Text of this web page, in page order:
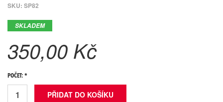
SKU: SP82
SKLADEM
350,00 Kč
POČET: *